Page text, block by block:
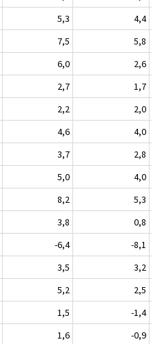
5,3
4,4
7,5
5,8
6,0
2,6
2,7
1,7
2,2
2,0
4,6
4,0
3,7
2,8
5,0
4,0
8,2
5,3
3,8
0,8
-6,4
-8,1
3,5
3,2
5,2
2,5
1,5
-1,4
1,6
-0,9